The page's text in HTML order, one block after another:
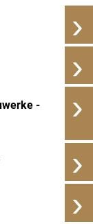
›
›
-
›
›
›